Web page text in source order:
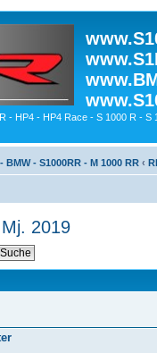
- HP4 - HP4 Race - S 1000 R - S
BMW - S1000RR - M 1000 RR ‹
2019